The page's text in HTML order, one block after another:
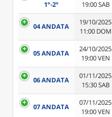
1°-2°
19:00 SAB
04 ANDATA
19/10/2025
11:00 DOM
05 ANDATA
24/10/2025
19:00 VEN
06 ANDATA
01/11/2025
15:30 SAB
07 ANDATA
07/11/2025
19:00 VEN